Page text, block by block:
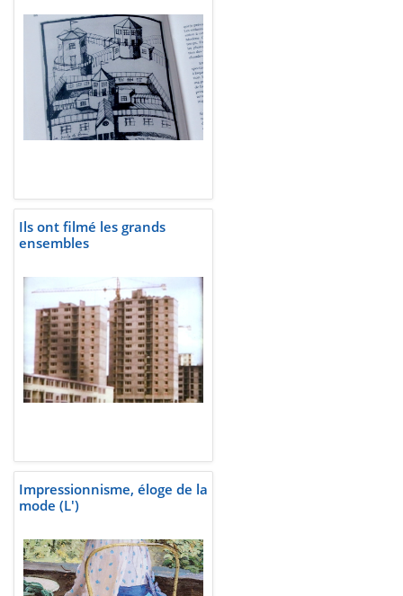
Ils ont filmé les grands
ensembles
Impressionnisme, éloge de la
mode (L')